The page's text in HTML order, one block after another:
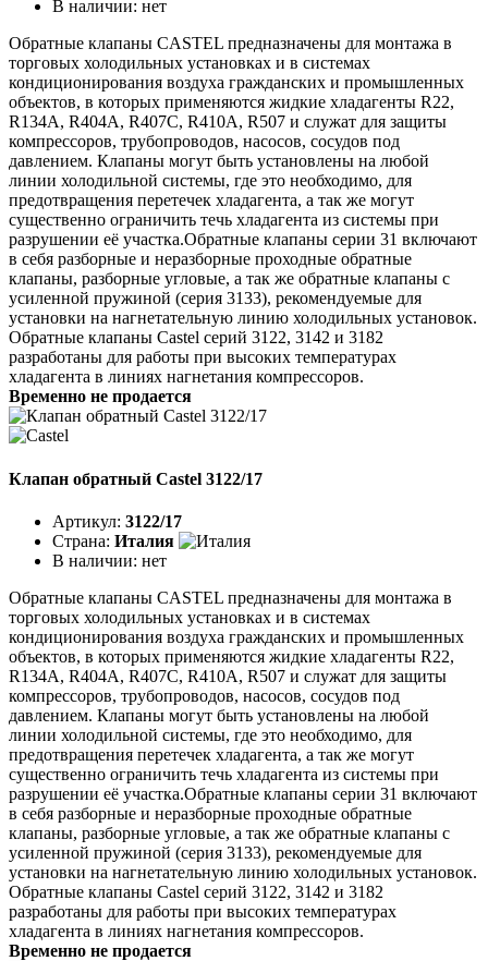
В наличии: нет
Обратные клапаны CASTEL предназначены для монтажа в
торговых холодильных установках и в системах
кондиционирования воздуха гражданских и промышленных
объектов, в которых применяются жидкие хладагенты R22,
R134A, R404A, R407C, R410A, R507 и служат для защиты
компрессоров, трубопроводов, насосов, сосудов под
давлением. Клапаны могут быть установлены на любой
линии холодильной системы, где это необходимо, для
предотвращения перетечек хладагента, а так же могут
существенно ограничить течь хладагента из системы при
разрушении её участка.Обратные клапаны серии 31 включают
в себя разборные и неразборные проходные обратные
клапаны, разборные угловые, а так же обратные клапаны с
усиленной пружиной (серия 3133), рекомендуемые для
установки на нагнетательную линию холодильных установок.
Обратные клапаны Castel серий 3122, 3142 и 3182
разработаны для работы при высоких температурах
хладагента в линиях нагнетания компрессоров.
Временно не продается
Клапан обратный Castel 3122/17
Артикул: 3122/17
Страна: Италия
В наличии: нет
Обратные клапаны CASTEL предназначены для монтажа в
торговых холодильных установках и в системах
кондиционирования воздуха гражданских и промышленных
объектов, в которых применяются жидкие хладагенты R22,
R134A, R404A, R407C, R410A, R507 и служат для защиты
компрессоров, трубопроводов, насосов, сосудов под
давлением. Клапаны могут быть установлены на любой
линии холодильной системы, где это необходимо, для
предотвращения перетечек хладагента, а так же могут
существенно ограничить течь хладагента из системы при
разрушении её участка.Обратные клапаны серии 31 включают
в себя разборные и неразборные проходные обратные
клапаны, разборные угловые, а так же обратные клапаны с
усиленной пружиной (серия 3133), рекомендуемые для
установки на нагнетательную линию холодильных установок.
Обратные клапаны Castel серий 3122, 3142 и 3182
разработаны для работы при высоких температурах
хладагента в линиях нагнетания компрессоров.
Временно не продается